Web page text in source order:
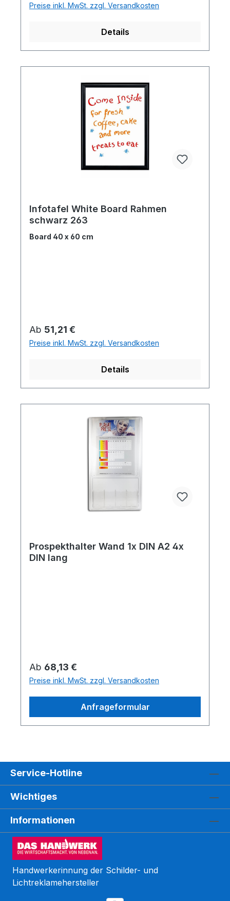
Preise inkl. MwSt. zzgl. Versandkosten
Details
Infotafel White Board Rahmen
schwarz 263
Board 40 x 60 cm
Regulärer Preis:
Ab 51,21 €
Preise inkl. MwSt. zzgl. Versandkosten
Details
Prospekthalter Wand 1x DIN A2 4x
DIN lang
Regulärer Preis:
Ab 68,13 €
Preise inkl. MwSt. zzgl. Versandkosten
Anfrageformular
Service-Hotline
Wichtiges
Informationen
Handwerkerinnung der Schilder- und
Lichtreklamehersteller